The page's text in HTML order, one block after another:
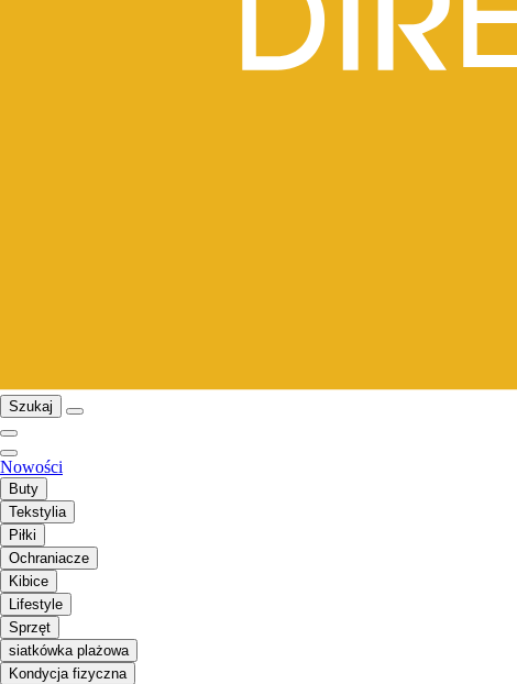
Szukaj
Nowości
Buty
Tekstylia
Piłki
Ochraniacze
Kibice
Lifestyle
Sprzęt
siatkówka plażowa
Kondycja fizyczna